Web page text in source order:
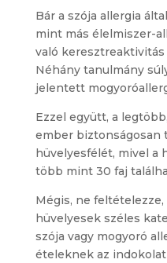
Bár a szója allergia
mint más élelmiszer-
való
Néhány tanulmány
jelentett
Ezzel együtt, a
ember biztonságosan
hüvelyesfélét, mivel a
több mint 30 faj
Mégis, ne
hüvelyesek széles
szója vagy mogyoró
ételeknek az